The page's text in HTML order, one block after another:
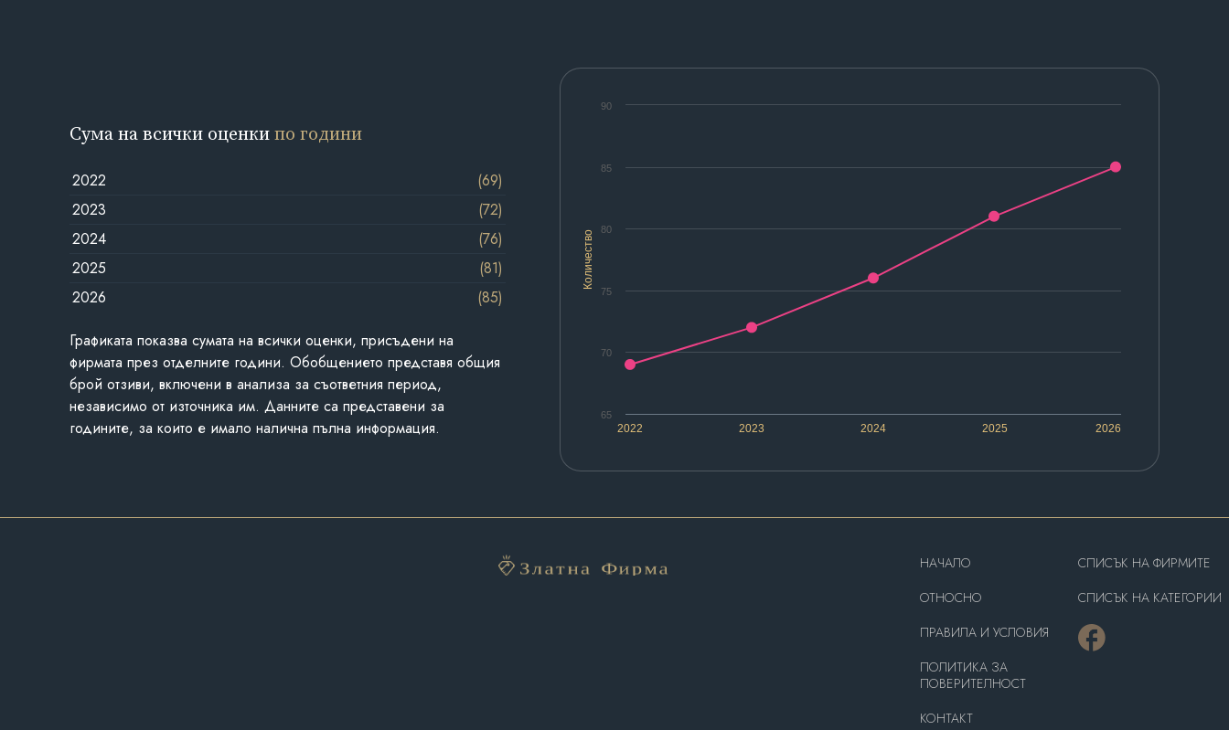
Количество
2022 2023 2024 2025 2026
65
70
75
80
85
90
Сума на всички оценкипо години
2022
(69)
2023
(72)
2024
(76)
2025
(81)
2026
(85)
Графиката показва сумата на всички оценки, присъдени на
фирмата през отделните години. Обобщението представя общия
брой отзиви, включени в анализа за съответния период,
независимо от източника им. Данните са представени за
годините, за които е имало налична пълна информация.
HAЧАЛО
OТНОСНО
ПРАВИЛА И УСЛОВИЯ
ПОЛИТИКА ЗА
ПОВЕРИТЕЛНОСТ
КОНТАКТ
СПИСЪК НА ФИРМИТЕ
СПИСЪК НА КАТЕГОРИИ